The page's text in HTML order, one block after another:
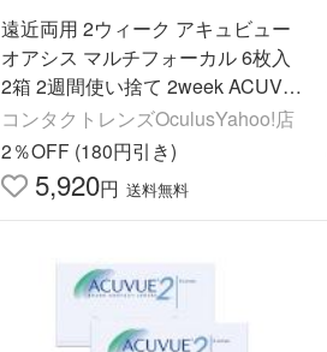
遠近両用 2ウィーク アキュビュー
オアシス マルチフォーカル 6枚入
2箱 2週間使い捨て 2week ACUVU
E OASYS 2週間交換 コンタクトレ
ンズ 終日装用 ポスト投函
コンタクトレンズOculusYahoo!店
2％OFF (180円引き)
5,920円 送料無料